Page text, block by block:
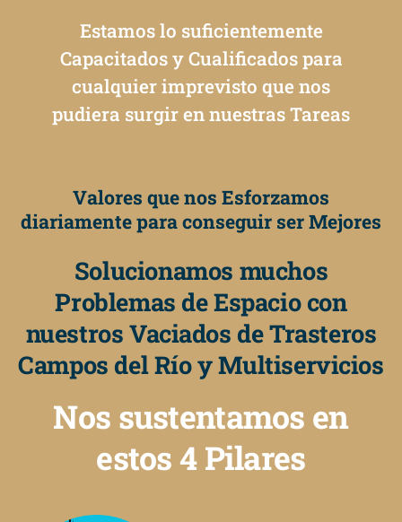
Estamos lo suficientemente
Capacitados y Cualificados para
cualquier imprevisto que nos
pudiera surgir en nuestras Tareas
Valores que nos Esforzamos
diariamente para conseguir ser Mejores
Solucionamos muchos
Problemas de Espacio con
nuestros Vaciados de Trasteros
Campos del Río y Multiservicios
Nos sustentamos en
estos 4 Pilares